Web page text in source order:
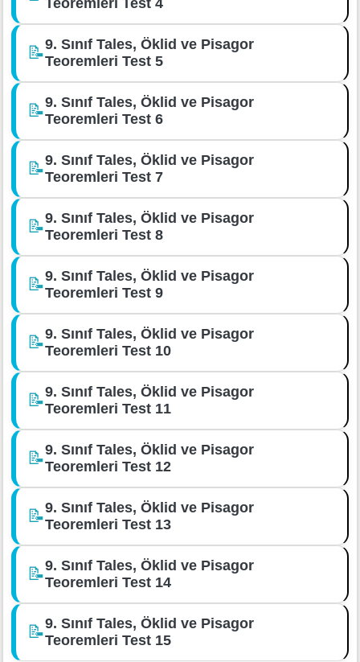
Teoremleri Test 4
📝9. Sınıf Tales, Öklid ve Pisagor
Teoremleri Test 5
📝9. Sınıf Tales, Öklid ve Pisagor
Teoremleri Test 6
📝9. Sınıf Tales, Öklid ve Pisagor
Teoremleri Test 7
📝9. Sınıf Tales, Öklid ve Pisagor
Teoremleri Test 8
📝9. Sınıf Tales, Öklid ve Pisagor
Teoremleri Test 9
📝9. Sınıf Tales, Öklid ve Pisagor
Teoremleri Test 10
📝9. Sınıf Tales, Öklid ve Pisagor
Teoremleri Test 11
📝9. Sınıf Tales, Öklid ve Pisagor
Teoremleri Test 12
📝9. Sınıf Tales, Öklid ve Pisagor
Teoremleri Test 13
📝9. Sınıf Tales, Öklid ve Pisagor
Teoremleri Test 14
📝9. Sınıf Tales, Öklid ve Pisagor
Teoremleri Test 15